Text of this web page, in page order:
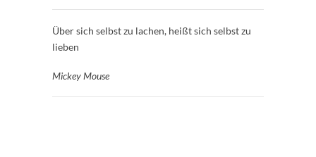
Über sich selbst zu lachen, heißt sich selbst zu
lieben
Mickey Mouse